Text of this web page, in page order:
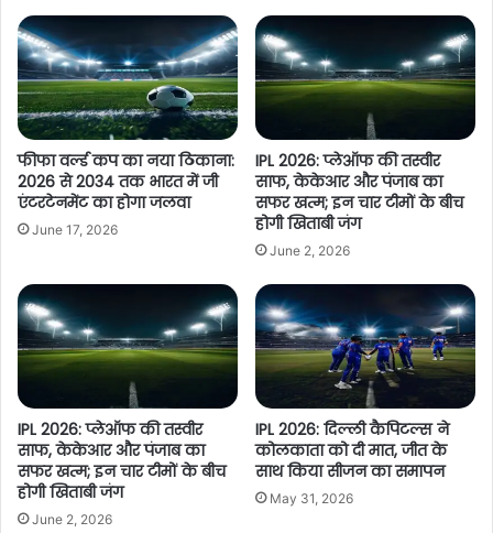
फीफा वर्ल्ड कप का नया ठिकाना:
2026 से 2034 तक भारत में जी
एंटरटेनमेंट का होगा जलवा
June 17, 2026
IPL 2026: प्लेऑफ की तस्वीर
साफ, केकेआर और पंजाब का
सफर खत्म; इन चार टीमों के बीच
होगी खिताबी जंग
June 2, 2026
IPL 2026: प्लेऑफ की तस्वीर
साफ, केकेआर और पंजाब का
सफर खत्म; इन चार टीमों के बीच
होगी खिताबी जंग
June 2, 2026
IPL 2026: दिल्ली कैपिटल्स ने
कोलकाता को दी मात, जीत के
साथ किया सीजन का समापन
May 31, 2026